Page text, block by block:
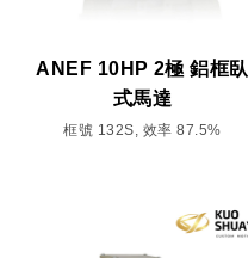
ANEF 10HP 2極 鋁框臥
式馬達
框號 132S, 效率 87.5%